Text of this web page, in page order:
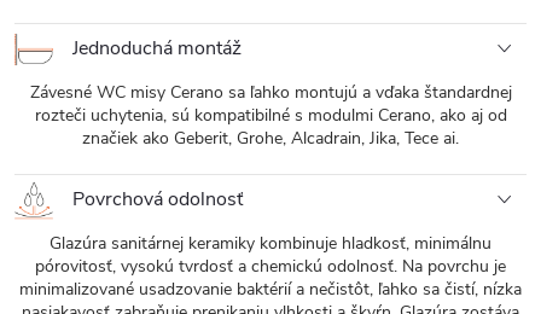
Jednoduchá montáž
Závesné WC misy Cerano sa ľahko montujú a vďaka štandardnej
rozteči uchytenia, sú kompatibilné s modulmi Cerano, ako aj od
značiek ako Geberit, Grohe, Alcadrain, Jika, Tece ai.
Povrchová odolnosť
Glazúra sanitárnej keramiky kombinuje hladkosť, minimálnu
pórovitosť, vysokú tvrdosť a chemickú odolnosť. Na povrchu je
minimalizované usadzovanie baktérií a nečistôt, ľahko sa čistí, nízka